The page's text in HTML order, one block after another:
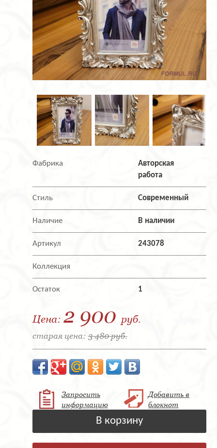
Фабрика
Авторская
работа
Стиль Современный
Наличие В наличии
Артикул 243078
Коллекция
Остаток 1
Цена: 2 900 руб.
старая цена: 3 480 руб.
Запросить
информацию
Добавить в
блокнот
В корзину